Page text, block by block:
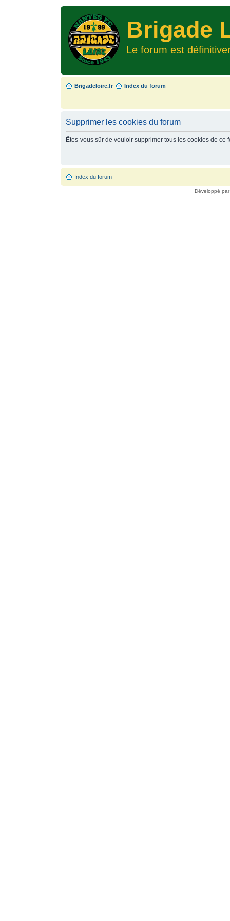
Brigade
Le forum est
Brigadeloire.fr Index du forum
Supprimer les cookies du forum
Êtes-vous sûr de vouloir supprimer tous les cookies de ce
Index du forum
Développé